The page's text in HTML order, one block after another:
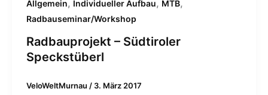
Allgemein, Individueller Aufbau, MTB,
Radbauseminar/Workshop
Radbauprojekt – Südtiroler
Speckstüberl
VeloWeltMurnau / 3. März 2017